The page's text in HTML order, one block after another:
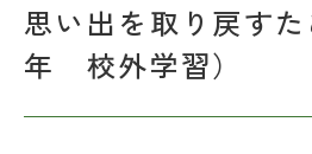
アクセス
思い出を取り戻す
年 校外学習）